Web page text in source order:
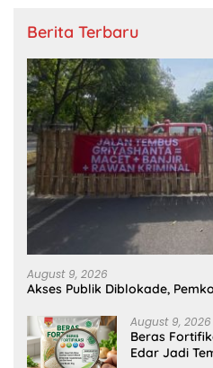
Berita Terbaru
August 9, 2026
Akses Publik Diblokade,
August 9, 2026
Beras
Edar Jadi